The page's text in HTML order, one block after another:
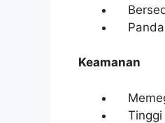
Keamanan
Tinggi